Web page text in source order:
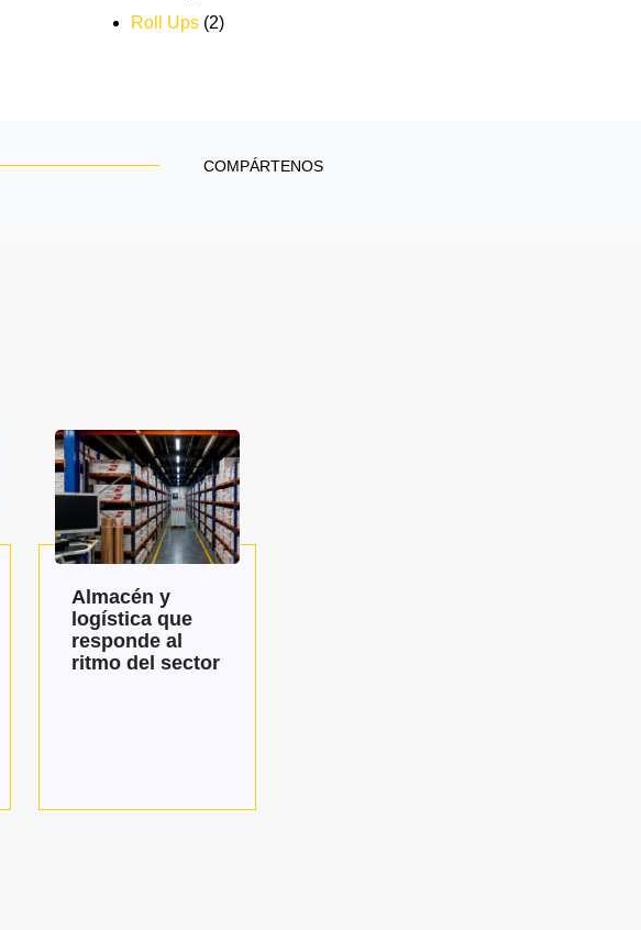
Roll Ups (2)
COMPÁRTENOS
Almacén y
logística que
responde al
ritmo del sector